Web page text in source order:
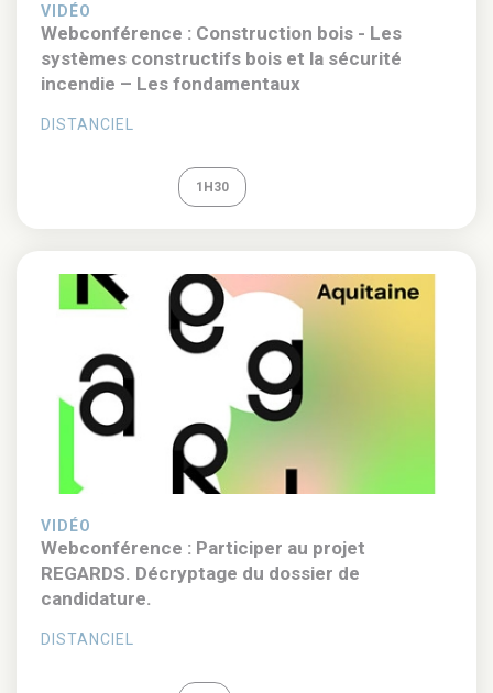
VIDÉO
Webconférence : Construction bois - Les
systèmes constructifs bois et la sécurité
incendie – Les fondamentaux
DISTANCIEL
1H30
VIDÉO
Webconférence : Participer au projet
REGARDS. Décryptage du dossier de
candidature.
DISTANCIEL